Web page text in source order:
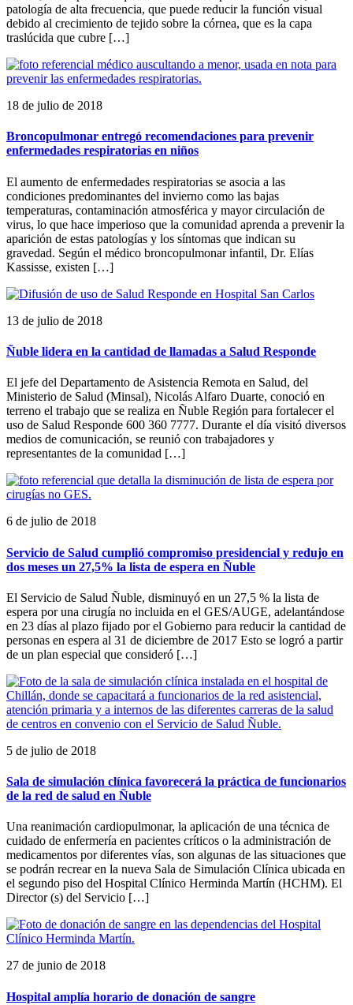
patología de alta frecuencia, que puede reducir la función visual
debido al crecimiento de tejido sobre la córnea, que es la capa
traslúcida que cubre […]
18 de julio de 2018
Broncopulmonar entregó recomendaciones para prevenir
enfermedades respiratorias en niños
El aumento de enfermedades respiratorias se asocia a las
condiciones predominantes del invierno como las bajas
temperaturas, contaminación atmosférica y mayor circulación de
virus, lo que hace imperioso que la comunidad aprenda a prevenir la
aparición de estas patologías y los síntomas que indican su
gravedad. Según el médico broncopulmonar infantil, Dr. Elías
Kassisse, existen […]
13 de julio de 2018
Ñuble lidera en la cantidad de llamadas a Salud Responde
El jefe del Departamento de Asistencia Remota en Salud, del
Ministerio de Salud (Minsal), Nicolás Alfaro Duarte, conoció en
terreno el trabajo que se realiza en Ñuble Región para fortalecer el
uso de Salud Responde 600 360 7777. Durante el día visitó diversos
medios de comunicación, se reunió con trabajadores y
representantes de la comunidad […]
6 de julio de 2018
Servicio de Salud cumplió compromiso presidencial y redujo en
dos meses un 27,5% la lista de espera en Ñuble
El Servicio de Salud Ñuble, disminuyó en un 27,5 % la lista de
espera por una cirugía no incluida en el GES/AUGE, adelantándose
en 23 días al plazo fijado por el Gobierno para reducir la cantidad de
personas en espera al 31 de diciembre de 2017 Esto se logró a partir
de un plan especial que consideró […]
5 de julio de 2018
Sala de simulación clínica favorecerá la práctica de funcionarios
de la red de salud en Ñuble
Una reanimación cardiopulmonar, la aplicación de una técnica de
cuidado de enfermería en pacientes críticos o la administración de
medicamentos por diferentes vías, son algunas de las situaciones que
se podrán recrear en la nueva Sala de Simulación Clínica ubicada en
el segundo piso del Hospital Clínico Herminda Martín (HCHM). El
Director (s) del Servicio […]
27 de junio de 2018
Hospital amplía horario de donación de sangre